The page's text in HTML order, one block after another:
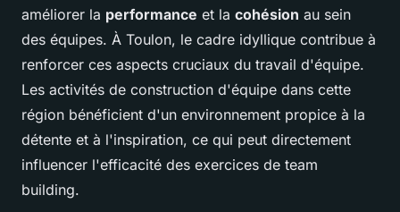
améliorer la performance et la cohésion au sein
des équipes. À Toulon, le cadre idyllique contribue à
renforcer ces aspects cruciaux du travail d'équipe.
Les activités de construction d'équipe dans cette
région bénéficient d'un environnement propice à la
détente et à l'inspiration, ce qui peut directement
influencer l'efficacité des exercices de team
building.